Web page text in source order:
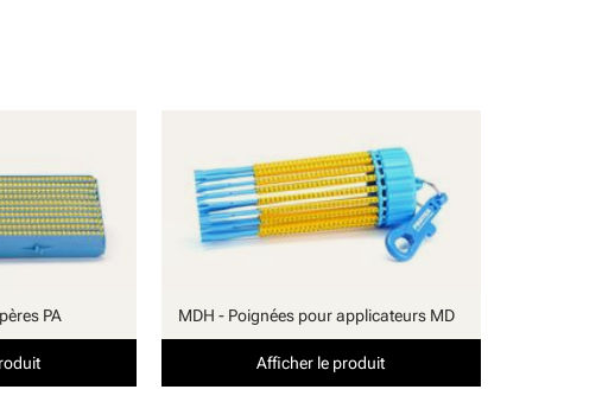
PA MDH - Poignées pour applicateurs MD
Afficher le produit